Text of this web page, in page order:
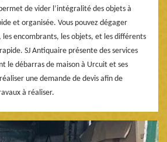
de vider l’intégralité des objets à
et organisée. Vous pouvez dégager
encombrants, les objets, et les différents
SJ Antiquaire présente des services
le débarras de maison à Urcuit et ses
une demande de devis afin de
à réaliser.